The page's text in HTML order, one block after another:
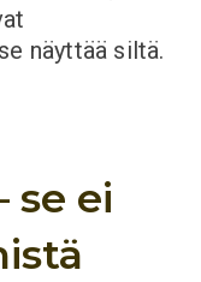
näyttää siltä.
se ei